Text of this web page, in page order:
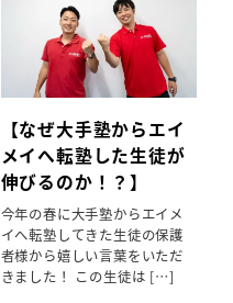
【なぜ大手塾からエイ
メイへ転塾した生徒が
伸びるのか！？】
今年の春に大手塾からエイメ
イへ転塾してきた生徒の保護
者様から嬉しい言葉をいただ
きました！ この生徒は […]